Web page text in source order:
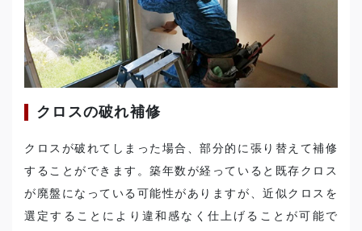
クロスの破れ補修
クロスが破れてしまった場合、部分的に張り替えて補修
することができます。築年数が経っていると既存クロス
が廃盤になっている可能性がありますが、近似クロスを
選定することにより違和感なく仕上げることが可能で